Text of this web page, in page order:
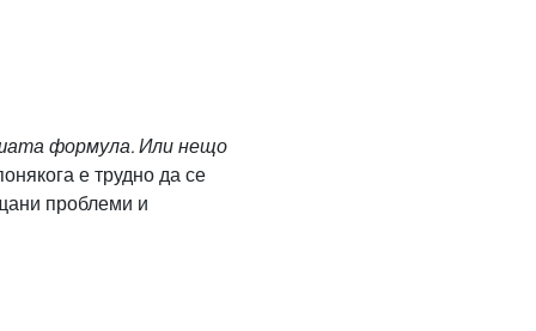
формула. Или нещо
е трудно да се
проблеми и